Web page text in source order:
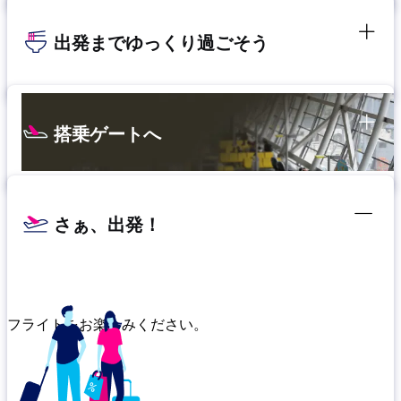
出発までゆっくり過ごそう
搭乗ゲートへ
さぁ、出発！
フライトをお楽しみください。